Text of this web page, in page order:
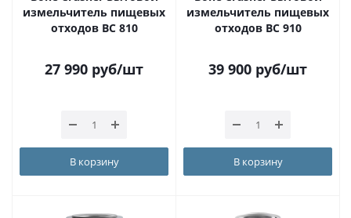
измельчитель пищевых
отходов BC 810
27 990 руб/шт
В корзину
измельчитель пищевых
отходов BC 910
39 900 руб/шт
В корзину